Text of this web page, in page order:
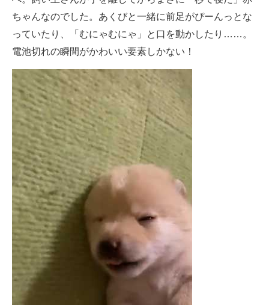
ちゃんなのでした。あくびと一緒に前足がぴーんっとな
っていたり、「むにゃむにゃ」と口を動かしたり……。
電池切れの瞬間がかわいい要素しかない！